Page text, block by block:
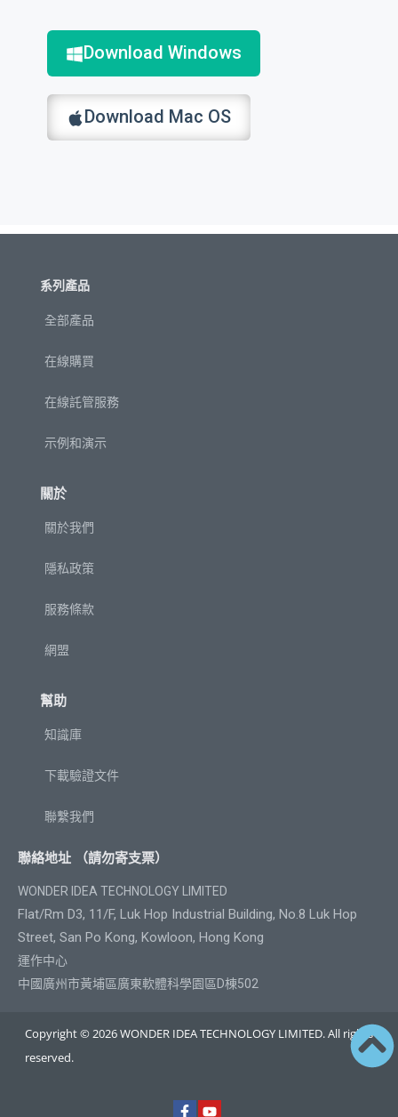
Download Windows
Download Mac OS
系列產品
全部產品
在線購買
在線託管服務
示例和演示
關於
關於我們
隱私政策
服務條款
網盟
幫助
知識庫
下載驗證文件
聯繫我們
聯絡地址 （請勿寄支票）
WONDER IDEA TECHNOLOGY LIMITED
Flat/Rm D3, 11/F, Luk Hop Industrial Building, No.8 Luk Hop
Street, San Po Kong, Kowloon, Hong Kong
運作中心
中國廣州市黃埔區廣東軟體科學園區D棟502
Copyright © 2026 WONDER IDEA TECHNOLOGY LIMITED. All rights
reserved.